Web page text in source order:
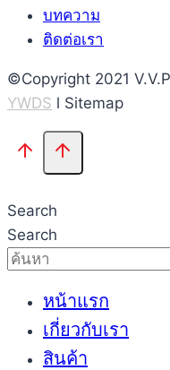
บทความ
ติดต่อเรา
©Copyright 2021
YWDS l Sitemap
Search
Search
หน้าแรก
เกี่ยวกับเรา
สินค้า